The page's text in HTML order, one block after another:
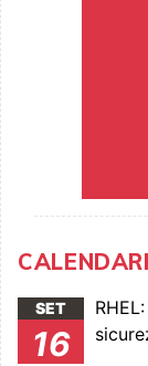
SET
16